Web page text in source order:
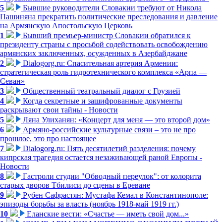
5
Бывшие руководители Словакии требуют от Никола
Пашиняна прекратить политические преследования и давление
на Армянскую Апостольскую Церковь
1
Бывший премьер-министр Словакии обратился к
президенту страны с просьбой содействовать освобождению
армянских заключенных, осужденных в Азербайджане
2
Dialogorg.ru: Спасительная артерия Армении:
стратегическая роль гидротехнического комплекса «Арпа —
Севан»
3
Общественный театральный диалог с Грузией
4
Когда секретные и зашифрованные документы
раскрывают свои тайны - Новости
5
Ляна Улиханян: «Концерт для меня — это второй дом»
6
Армяно-российские культурные связи – это не про
прошлое, это про настоящее
7
Dialogorg.ru: Пять десятилетий разделения: почему
кипрская трагедия остается незаживающей раной Европы -
Новости
8
Гастроли студии "Обводный переулок": от колорита
старых дворов Тбилиси до сцены в Ереване
9
Рубен Сафрастян: Мустафа Кемал в Константинополе:
эпизоды борьбы за власть (ноябрь 1918-май 1919 гг.)
10
Еланские вести: «Счастье — иметь свой дом...»